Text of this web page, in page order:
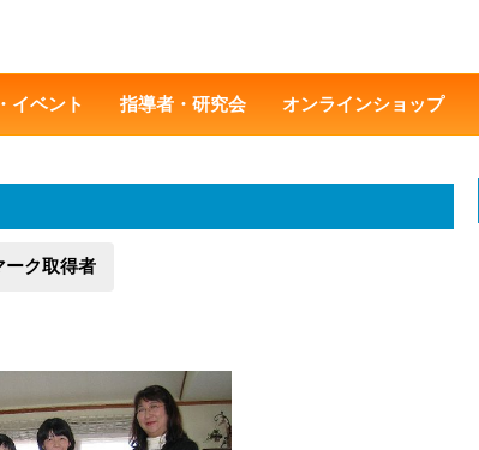
イベント 指導者・研究会 オンラインショップ
ーク取得者